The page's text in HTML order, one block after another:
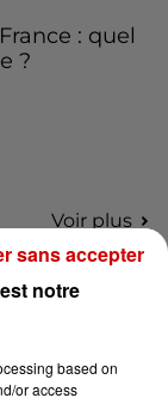
: quel
?
Voir plus
pour le
2026
notre
based on
or access
sans accepter